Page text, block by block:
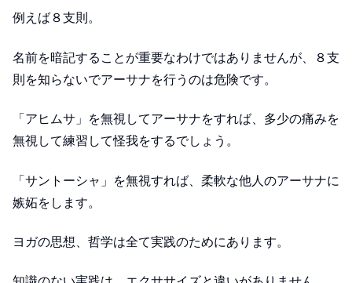
例えば８支則。
名前を暗記することが重要なわけではありませんが、８支
則を知らないでアーサナを行うのは危険です。
「アヒムサ」を無視してアーサナをすれば、多少の痛みを
無視して練習して怪我をするでしょう。
「サントーシャ」を無視すれば、柔軟な他人のアーサナに
嫉妬をします。
ヨガの思想、哲学は全て実践のためにあります。